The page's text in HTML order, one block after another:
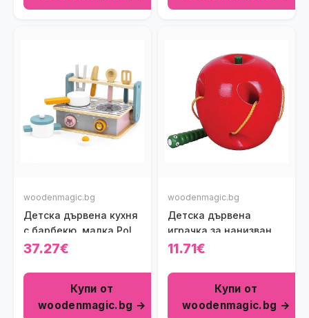
woodenmagic.bg
Детска дървена кухня
с барбекю, малка Polar
B Viga toys
37.27€
Купи от
woodenmagic.bg →
woodenmagic.bg
Детска дървена
играчка за нанизване –
Ябълка Viga toys
11.71€
Купи от
woodenmagic.bg →